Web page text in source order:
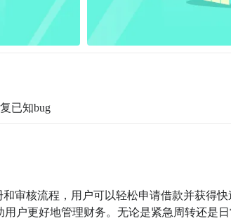
已知bug
审核流程，用户可以轻松申请借款并获得快
户更好地管理财务。无论是紧急周转还是日